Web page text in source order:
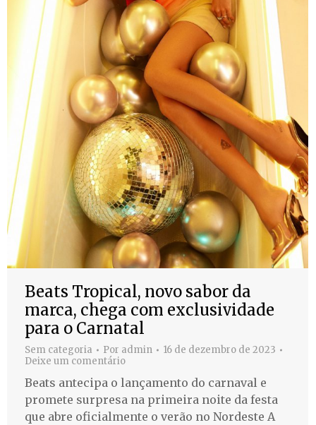
Beats Tropical, novo sabor da
marca, chega com exclusividade
para o Carnatal
Sem categoria Por admin
16 de dezembro de 2023
Deixe um comentário
Beats antecipa o lançamento do carnaval e
promete surpresa na primeira noite da festa
que abre oficialmente o verão no Nordeste A